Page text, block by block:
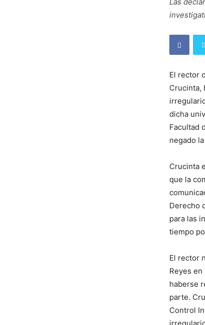
El rector
Crucinta,
dicha
Facultad
negado
Crucinta
que la
Derecho
para las
tiempo
El rector
Reyes
haberse
parte.
Control